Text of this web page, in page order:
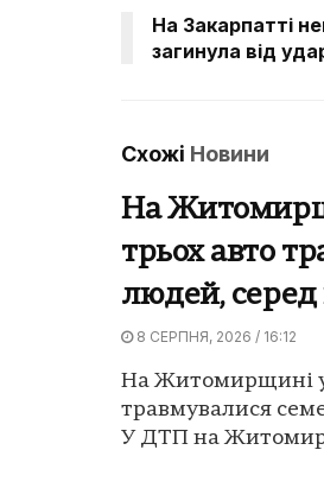
На Закарпатті
загинула від
Схожі Новини
На
трьох авто
людей, серед
8 СЕРПНЯ, 2026 / 16:12
На Житомирщині
травмувалися
У ДТП на